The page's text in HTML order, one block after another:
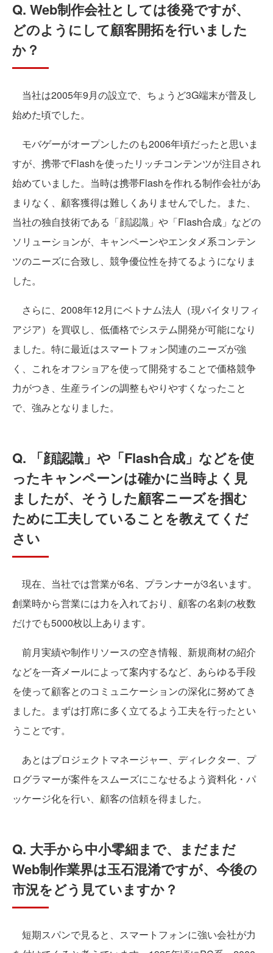
Q. Web制作会社としては後発ですが、
どのようにして顧客開拓を行いました
か？
当社は2005年9月の設立で、ちょうど3G端末が普及し
始めた頃でした。
モバゲーがオープンしたのも2006年頃だったと思いま
すが、携帯でFlashを使ったリッチコンテンツが注目され
始めていました。当時は携帯Flashを作れる制作会社があ
まりなく、顧客獲得は難しくありませんでした。また、
当社の独自技術である「顔認識」や「Flash合成」などの
ソリューションが、キャンペーンやエンタメ系コンテン
ツのニーズに合致し、競争優位性を持てるようになりま
した。
さらに、2008年12月にベトナム法人（現バイタリフィ
アジア）を買収し、低価格でシステム開発が可能になり
ました。特に最近はスマートフォン関連のニーズが強
く、これをオフショアを使って開発することで価格競争
力がつき、生産ラインの調整もやりやすくなったこと
で、強みとなりました。
Q. 「顔認識」や「Flash合成」などを使
ったキャンペーンは確かに当時よく見
ましたが、そうした顧客ニーズを掴む
ために工夫していることを教えてくだ
さい
現在、当社では営業が6名、プランナーが3名います。
創業時から営業には力を入れており、顧客の名刺の枚数
だけでも5000枚以上あります。
前月実績や制作リソースの空き情報、新規商材の紹介
などを一斉メールによって案内するなど、あらゆる手段
を使って顧客とのコミュニケーションの深化に努めてき
ました。まずは打席に多く立てるよう工夫を行ったとい
うことです。
あとはプロジェクトマネージャー、ディレクター、プ
ログラマーが案件をスムーズにこなせるよう資料化・パ
ッケージ化を行い、顧客の信頼を得ました。
Q. 大手から中小零細まで、まだまだ
Web制作業界は玉石混淆ですが、今後の
市況をどう見ていますか？
短期スパンで見ると、スマートフォンに強い会社が力